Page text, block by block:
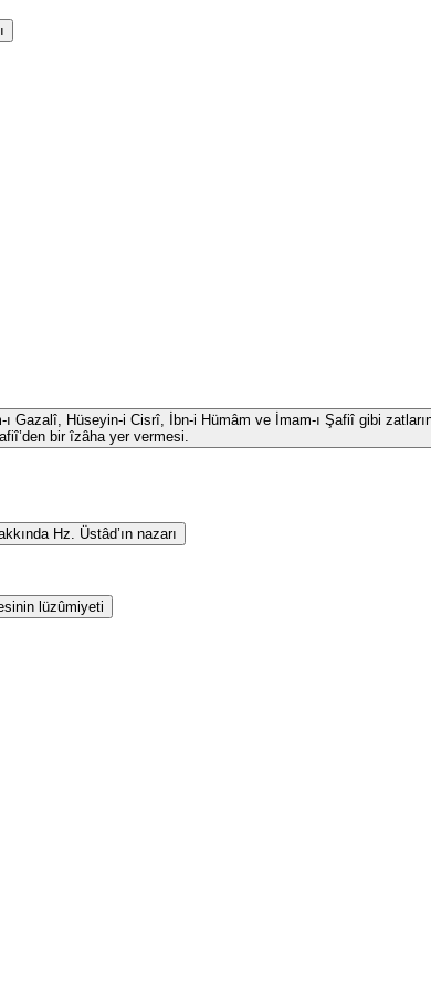
Gazalî, Hüseyin-i Cisrî, İbn-i Hümâm ve İmam-ı Şafiî gibi
bir îzâha yer vermesi.
Hz. Üstâd’ın nazarı
lüzûmiyeti